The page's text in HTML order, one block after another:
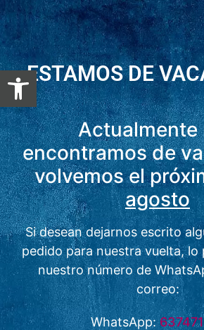
ESTAMOS DE
Actualmente
encontramos de
volvemos el
agosto
Si desean dejarnos escrito
pedido para nuestra vuelta, lo
nuestro número de
correo:
WhatsApp:
Abrir barra de herramientas